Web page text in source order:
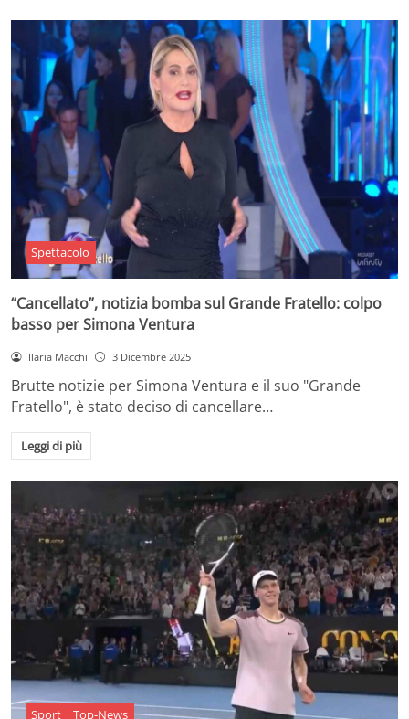
Spettacolo
“Cancellato”, notizia bomba sul Grande Fratello: colpo
basso per Simona Ventura
Ilaria Macchi 3 Dicembre 2025
Brutte notizie per Simona Ventura e il suo "Grande
Fratello", è stato deciso di cancellare…
Leggi di più
Sport Top-News